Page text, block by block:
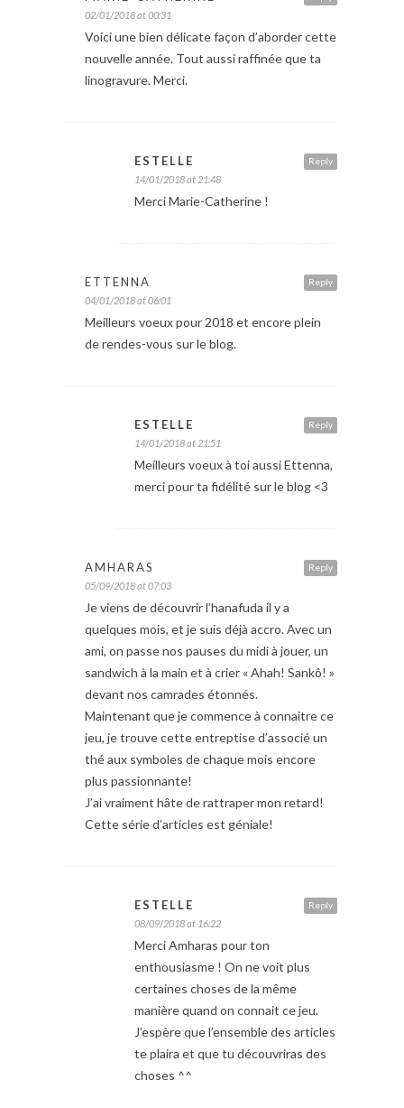
02/01/2018 at 00:31
Voici une bien délicate façon d’aborder cette
nouvelle année. Tout aussi raffinée que ta
linogravure. Merci.
Reply
ESTELLE
14/01/2018 at 21:48
Merci Marie-Catherine !
Reply
ETTENNA
04/01/2018 at 06:01
Meilleurs voeux pour 2018 et encore plein
de rendes-vous sur le blog.
Reply
ESTELLE
14/01/2018 at 21:51
Meilleurs voeux à toi aussi Ettenna,
merci pour ta fidélité sur le blog <3
Reply
AMHARAS
05/09/2018 at 07:03
Je viens de découvrir l’hanafuda il y a
quelques mois, et je suis déjà accro. Avec un
ami, on passe nos pauses du midi à jouer, un
sandwich à la main et à crier « Ahah! Sankô! »
devant nos camrades étonnés.
Maintenant que je commence à connaitre ce
jeu, je trouve cette entreptise d’associé un
thé aux symboles de chaque mois encore
plus passionnante!
J’ai vraiment hâte de rattraper mon retard!
Cette série d’articles est géniale!
Reply
ESTELLE
08/09/2018 at 16:22
Merci Amharas pour ton
enthousiasme ! On ne voit plus
certaines choses de la même
manière quand on connait ce jeu.
J’espère que l’ensemble des articles
te plaira et que tu découvriras des
choses ^^